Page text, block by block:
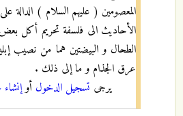
المعصومين ( عليهم السلام )
الأحاديث الى فلسفة تحريم أكل
الطحال و البيضتين هما من نصيب
عرق الجذام و ما إلى ذلك .
يرجى تسجيل الدخول أو